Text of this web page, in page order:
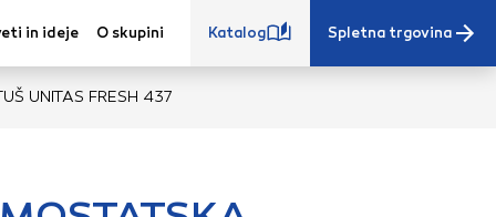
in ideje O skupini Katalog Spletna trgovina
UNITAS FRESH 437